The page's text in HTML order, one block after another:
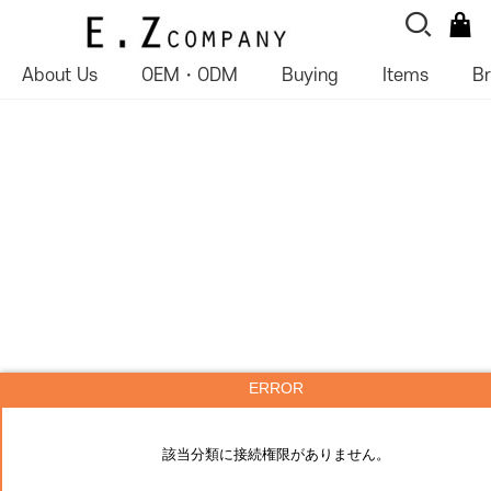
About Us OEM・ODM Buying Items
ERROR
該当分類に接続権限がありません。